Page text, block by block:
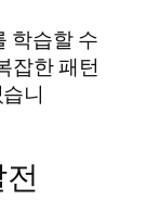
학습할 수
잡한 패턴
니